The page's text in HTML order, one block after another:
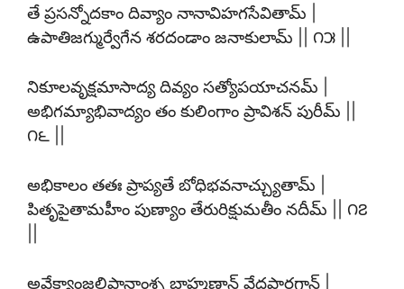
తే ప్రసన్నోదకాం దివ్యాం నానావిహగసేవితామ్ |
ఉపాతిజగ్ముర్వేగేన శరదండాం జనాకులామ్ || ౧౫ ||
నికూలవృక్షమాసాద్య దివ్యం సత్యోపయాచనమ్ |
అభిగమ్యాభివాద్యం తం కులింగాం ప్రావిశన్ పురీమ్ ||
౧౬ ||
అభికాలం తతః ప్రాప్యతే బోధిభవనాచ్చ్యుతామ్ |
పితృపైతామహీం పుణ్యాం తేరురిక్షుమతీం నదీమ్ || ౧౭
అవేక్ష్యాంజలిపానాంశ్చ బ్రాహ్మణాన్ వేదపారగాన్ |